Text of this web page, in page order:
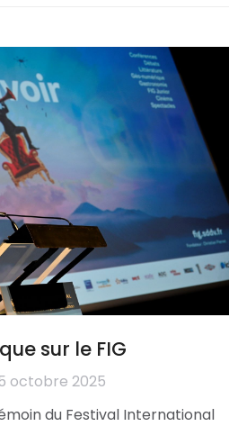
sur le FIG
octobre 2025
du Festival International